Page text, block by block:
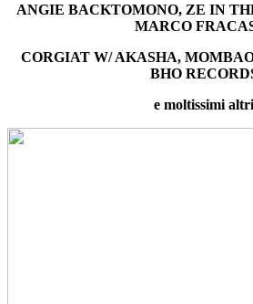
ANGIE BACKTOMONO, ZE IN
MARCO
CORGIAT W/ AKASHA,
BHO
e moltissimi altri